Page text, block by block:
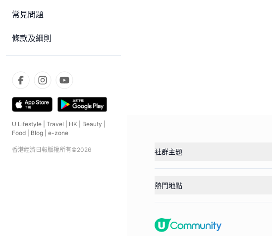
常見問題
條款及細則
U Lifestyle Travel HK Beauty
Food
Blog e-zone
香港經濟日報版權所有©2026 社群主題
熱門地點